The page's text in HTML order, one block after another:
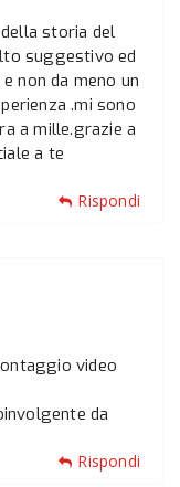
storia del
suggestivo ed
non da meno un
.mi sono
a mille.grazie a
a te
Rispondi
video
da
Rispondi